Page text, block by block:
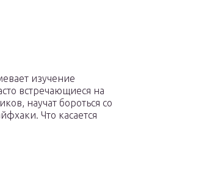
изучение
встречающиеся на
научат бороться со
Что касается